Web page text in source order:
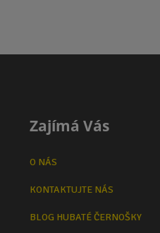
Zajímá Vás
O NÁS
KONTAKTUJTE NÁS
BLOG HUBATÉ ČERNOŠKY